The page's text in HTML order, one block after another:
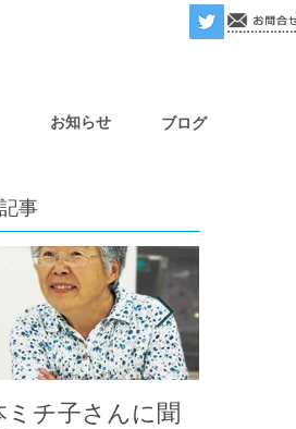
ブログ
お知らせ
事
ミチ子さんに聞